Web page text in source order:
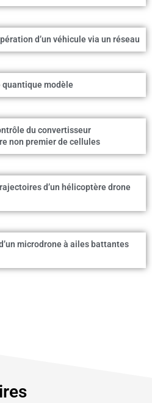
d’un véhicule via un réseau
quantique modèle
du convertisseur
non premier de cellules
d’un hélicoptère drone
microdrone à ailes battantes